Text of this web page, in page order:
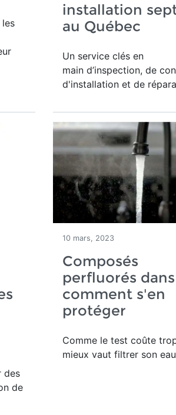
installation
au Québec
Un service clés en
main d’inspection, de
d'installation et de
des
de
10 mars, 2023
Composés
perfluorés
comment s'en
protéger
Comme le test coûte
mieux vaut filtrer son